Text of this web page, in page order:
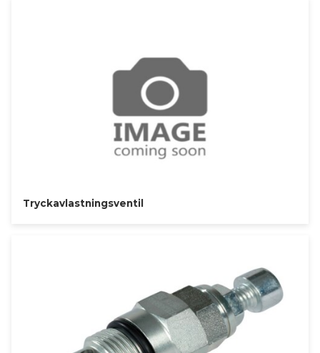
Tryckavlastningsventil